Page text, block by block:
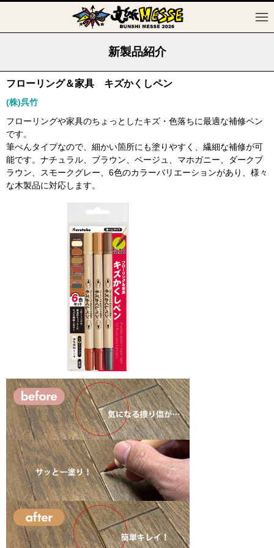
新製品紹介
フローリング＆家具 キズかくしペン
(株)呉竹
フローリングや家具のちょっとしたキズ・色落ちに最適な補修ペン
です。
筆ぺんタイプなので、細かい箇所にも塗りやすく、繊細な補修が可
能です。ナチュラル、ブラウン、ベージュ、マホガニー、ダークブ
ラウン、スモークグレー、6色のカラーバリエーションがあり、様々
な木製品に対応します。